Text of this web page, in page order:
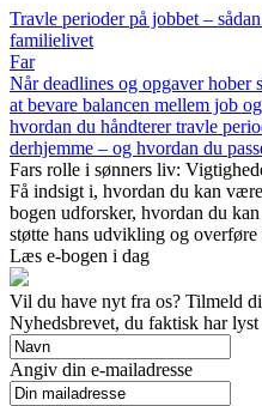
Travle perioder på jobbet –
familielivet
Far
Når deadlines og opgaver
at bevare balancen mellem job
hvordan du håndterer travle
derhjemme – og hvordan du
Fars rolle i sønners liv:
Få indsigt i, hvordan du kan
bogen udforsker, hvordan du
støtte hans udvikling og
Læs e-bogen i dag
Vil du have nyt fra os? Tilmeld
Nyhedsbrevet, du faktisk har
Angiv din e-mailadresse